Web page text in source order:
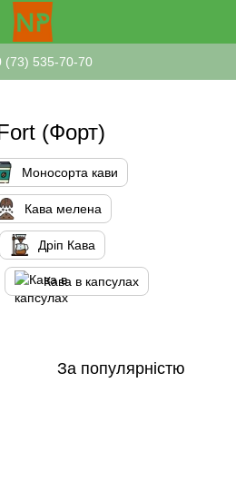
(73) 535-70-70
(Форт)
Моносорта кави
Кава мелена
Дріп Кава
Кава в капсулах
За популярністю